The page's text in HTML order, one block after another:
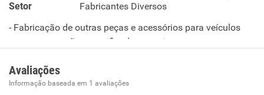
Setor
Fabricantes Diversos
- Fabricação de outras peças e acessórios para veículos
automotores não especificadas anteriormente .
Avaliações
Informação baseada em 1 avaliações